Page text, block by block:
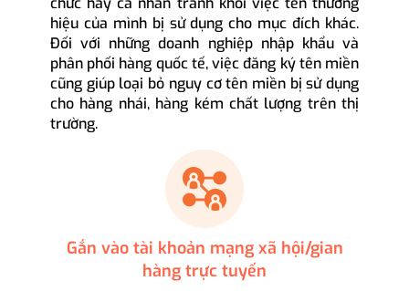
hiệu của mình bị sử dụng cho mục đích khác.
Đối với những doanh nghiệp nhập khẩu và
phân phối hàng quốc tế, việc đăng ký tên miền
cũng giúp loại bỏ nguy cơ tên miền bị sử dụng
cho hàng nhái, hàng kém chất lượng trên thị
trường.
Gắn vào tài khoản mạng xã hội/gian
hàng trực tuyến